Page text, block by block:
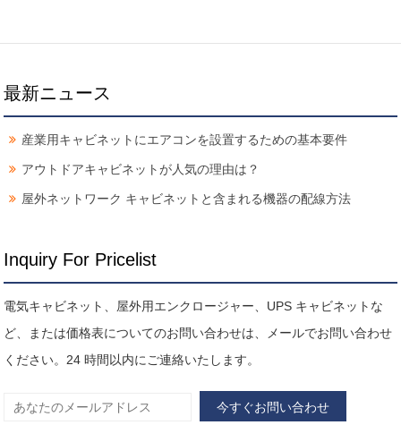
最新ニュース
産業用キャビネットにエアコンを設置するための基本要件
アウトドアキャビネットが人気の理由は？
屋外ネットワーク キャビネットと含まれる機器の配線方法
Inquiry For Pricelist
電気キャビネット、屋外用エンクロージャー、UPS キャビネットな
ど、または価格表についてのお問い合わせは、メールでお問い合わせ
ください。24 時間以内にご連絡いたします。